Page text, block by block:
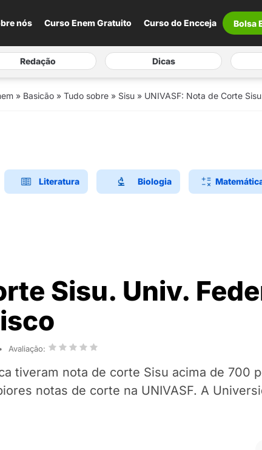
nós Curso Enem Gratuito Curso do Encceja Bolsa
Redação Dicas
» Basicão » Tudo sobre » Sisu » UNIVASF: Nota de Corte
Literatura Biologia
Sisu. Univ.
Avaliação:
tiveram nota de corte Sisu acima de 700
notas de corte na UNIVASF. A